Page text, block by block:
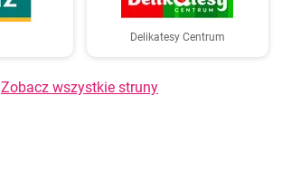
Delikatesy Centrum
Zobacz wszystkie struny